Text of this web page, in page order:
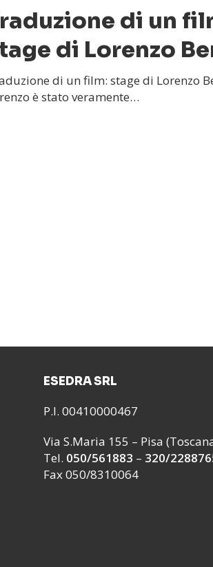
di un
di Lorenzo
di un film: stage di Lorenzo
è stato veramente…
ESEDRA SRL
P.I. 00410000467
Via S.Maria 155 – Pisa
Tel. 050/561883 – 320/
Fax 050/8310064